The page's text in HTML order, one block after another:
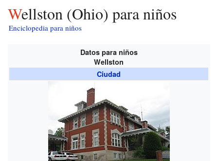
Wellston (Ohio) para niños
Enciclopedia para niños
Datos para niños
Wellston
Ciudad